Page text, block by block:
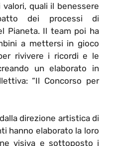
quali il benessere
dei processi di
Pianeta. Il team poi ha
a mettersi in gioco
rivivere i ricordi e le
un elaborato in
“Il Concorso per
direzione artistica di
hanno elaborato la loro
visiva e sottoposto i